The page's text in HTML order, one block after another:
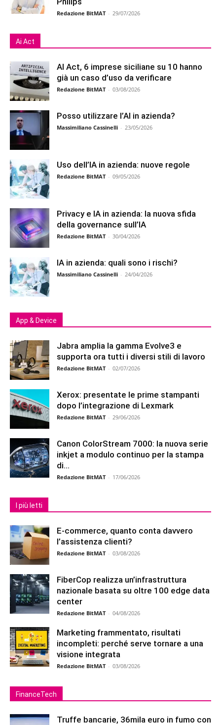
Redazione BitMAT - 29/07/2026
Ai Act
AI Act, 6 imprese siciliane su 10 hanno
già un caso d’uso da verificare
Redazione BitMAT - 03/08/2026
Posso utilizzare l’AI in azienda?
Massimiliano Cassinelli - 23/05/2026
Uso dell’IA in azienda: nuove regole
Redazione BitMAT - 09/05/2026
Privacy e IA in azienda: la nuova sfida
della governance sull’IA
Redazione BitMAT - 30/04/2026
IA in azienda: quali sono i rischi?
Massimiliano Cassinelli - 24/04/2026
App & Device
Jabra amplia la gamma Evolve3 e
supporta ora tutti i diversi stili di lavoro
Redazione BitMAT - 02/07/2026
Xerox: presentate le prime stampanti
dopo l’integrazione di Lexmark
Redazione BitMAT - 29/06/2026
Canon ColorStream 7000: la nuova serie
inkjet a modulo continuo per la stampa
di...
Redazione BitMAT - 17/06/2026
I più letti
E-commerce, quanto conta davvero
l’assistenza clienti?
Redazione BitMAT - 03/08/2026
FiberCop realizza un’infrastruttura
nazionale basata su oltre 100 edge data
center
Redazione BitMAT - 04/08/2026
Marketing frammentato, risultati
incompleti: perché serve tornare a una
visione integrata
Redazione BitMAT - 03/08/2026
FinanceTech
Truffe bancarie, 36mila euro in fumo con